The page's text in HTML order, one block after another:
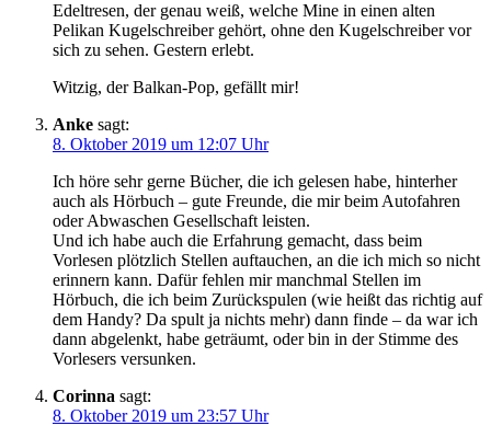
Edeltresen, der genau weiß, welche Mine in einen alten
Pelikan Kugelschreiber gehört, ohne den Kugelschreiber vor
sich zu sehen. Gestern erlebt.
Witzig, der Balkan-Pop, gefällt mir!
Anke sagt:
8. Oktober 2019 um 12:07 Uhr
Ich höre sehr gerne Bücher, die ich gelesen habe, hinterher
auch als Hörbuch – gute Freunde, die mir beim Autofahren
oder Abwaschen Gesellschaft leisten.
Und ich habe auch die Erfahrung gemacht, dass beim
Vorlesen plötzlich Stellen auftauchen, an die ich mich so nicht
erinnern kann. Dafür fehlen mir manchmal Stellen im
Hörbuch, die ich beim Zurückspulen (wie heißt das richtig auf
dem Handy? Da spult ja nichts mehr) dann finde – da war ich
dann abgelenkt, habe geträumt, oder bin in der Stimme des
Vorlesers versunken.
Corinna sagt:
8. Oktober 2019 um 23:57 Uhr